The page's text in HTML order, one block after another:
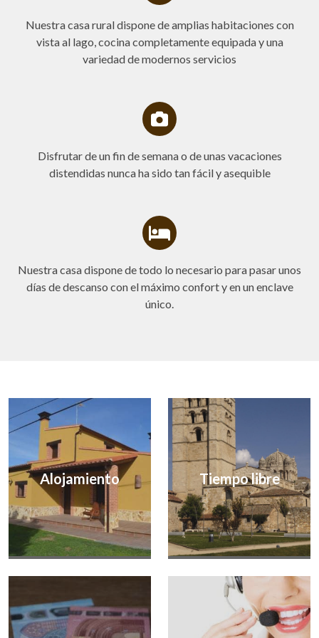
Nuestra casa rural dispone de amplias habitaciones con
vista al lago, cocina completamente equipada y una
variedad de modernos servicios
Disfrutar de un fin de semana o de unas vacaciones
distendidas nunca ha sido tan fácil y asequible
Nuestra casa dispone de todo lo necesario para pasar unos
días de descanso con el máximo confort y en un enclave
único.
Alojamiento Tiempo libre